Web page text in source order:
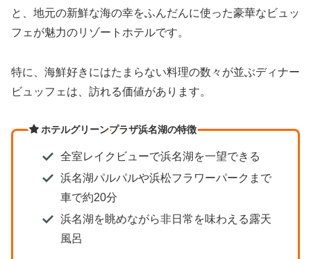
と、地元の新鮮な海の幸をふんだんに使った豪華なビュッ
フェが魅力のリゾートホテルです。
特に、海鮮好きにはたまらない料理の数々が並ぶディナー
ビュッフェは、訪れる価値があります。
ホテルグリーンプラザ浜名湖の特徴
全室レイクビューで浜名湖を一望できる
浜名湖パルパルや浜松フラワーパークまで
車で約20分
浜名湖を眺めながら非日常を味わえる露天
風呂